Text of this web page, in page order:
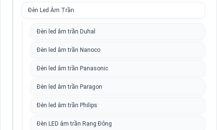
Đèn Led Âm Trần
Đèn led âm trần Duhal
Đèn led âm trần Nanoco
Đèn led âm trần Panasonic
Đèn led âm trần Paragon
Đèn led âm trần Philips
Đèn LED âm trần Rạng Đông